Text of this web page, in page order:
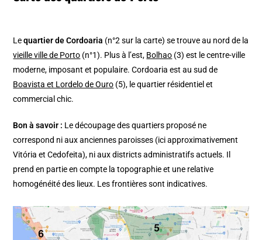
Lequartier de Cordoaria (n°2 sur la carte) se trouve au nord de la
vieille ville de Porto (n°1). Plus à l’est, Bolhao (3) est le centre-ville
moderne, imposant et populaire. Cordoaria est au sud de
Boavista et Lordelo de Ouro (5), le quartier résidentiel et
commercial chic.
Bon à savoir : Le découpage des quartiers proposé ne
correspond ni aux anciennes paroisses (ici approximativement
Vitória et Cedofeita), ni aux districts administratifs actuels. Il
prend en partie en compte la topographie et une relative
homogénéité des lieux. Les frontières sont indicatives.